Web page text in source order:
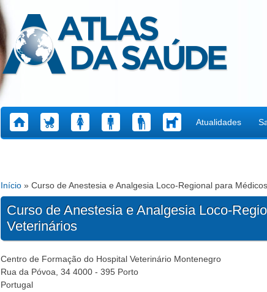
Atlas da Saúde
Atualidades
Está aqui
Início » Curso de Anestesia e Analgesia Loco-Regional para
Curso de Anestesia e Analgesia Loco-
Veterinários
Centro de Formação do Hospital Veterinário Montenegro
Rua da Póvoa, 34 4000 - 395 Porto
Portugal